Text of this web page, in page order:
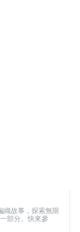
織故事，探索無限
部分。快來參